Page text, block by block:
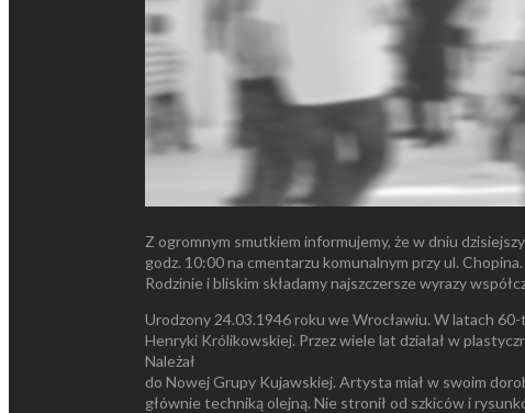
Z ogromnym smutkiem informujemy, że w dniu
godz. 10:00 na cmentarzu komunalnym przy ul.
Rodzinie i bliskim składamy najszczersze wyrazy
Urodzony 24.03.1946 roku we Wrocławiu. W latach
Henryki Królikowskiej. Przez wiele lat działał w
Należał
do Nowej Grupy Kujawskiej. Artysta miał w swoim
głównie techniką olejną. Nie stronił od szkiców i